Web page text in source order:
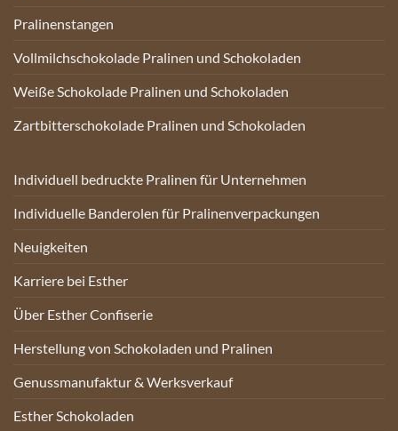
Pralinenstangen
Vollmilchschokolade Pralinen und Schokoladen
Weiße Schokolade Pralinen und Schokoladen
Zartbitterschokolade Pralinen und Schokoladen
Individuell bedruckte Pralinen für Unternehmen
Individuelle Banderolen für Pralinenverpackungen
Neuigkeiten
Karriere bei Esther
Über Esther Confiserie
Herstellung von Schokoladen und Pralinen
Genussmanufaktur & Werksverkauf
Esther Schokoladen